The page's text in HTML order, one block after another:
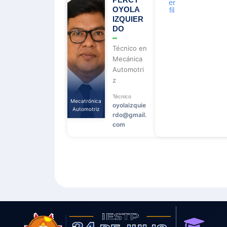
Mecatrónica
Automotriz
OYOLA
IZQUIER
DO
Técnico en
Mecánica
Automotri
z
Técnico
oyolaizquie
rdo@gmail.
com
er
fil